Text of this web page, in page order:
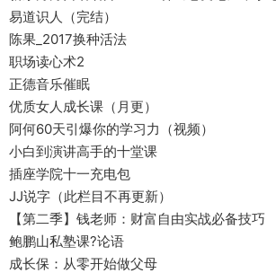
易道识人（完结）
陈果_2017换种活法
职场读心术2
正德音乐催眠
优质女人成长课（月更）
阿何60天引爆你的学习力（视频）
小白到演讲高手的十堂课
插座学院十一充电包
JJ说字（此栏目不再更新）
【第二季】钱老师：财富自由实战必备技巧
鲍鹏山私塾课?论语
成长保：从零开始做父母